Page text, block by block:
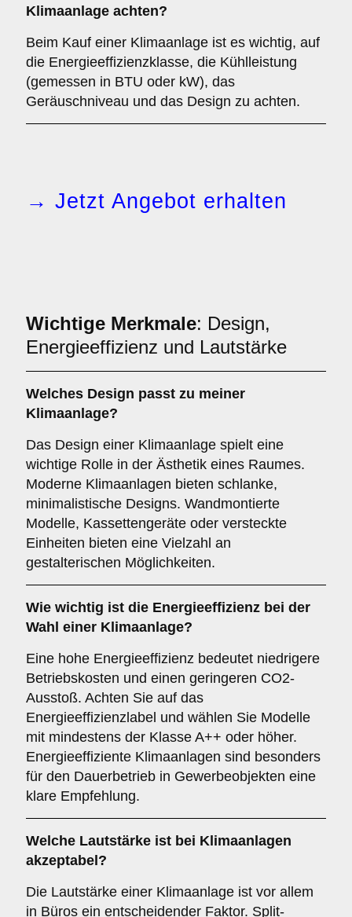
Klimaanlage achten?
Beim Kauf einer Klimaanlage ist es wichtig, auf
die Energieeffizienzklasse, die Kühlleistung
(gemessen in BTU oder kW), das
Geräuschniveau und das Design zu achten.
→ Jetzt Angebot erhalten
Wichtige Merkmale: Design,
Energieeffizienz und Lautstärke
Welches Design passt zu meiner
Klimaanlage?
Das Design einer Klimaanlage spielt eine
wichtige Rolle in der Ästhetik eines Raumes.
Moderne Klimaanlagen bieten schlanke,
minimalistische Designs. Wandmontierte
Modelle, Kassettengeräte oder versteckte
Einheiten bieten eine Vielzahl an
gestalterischen Möglichkeiten.
Wie wichtig ist die Energieeffizienz bei der
Wahl einer Klimaanlage?
Eine hohe Energieeffizienz bedeutet niedrigere
Betriebskosten und einen geringeren CO2-
Ausstoß. Achten Sie auf das
Energieeffizienzlabel und wählen Sie Modelle
mit mindestens der Klasse A++ oder höher.
Energieeffiziente Klimaanlagen sind besonders
für den Dauerbetrieb in Gewerbeobjekten eine
klare Empfehlung.
Welche Lautstärke ist bei Klimaanlagen
akzeptabel?
Die Lautstärke einer Klimaanlage ist vor allem
in Büros ein entscheidender Faktor. Split-